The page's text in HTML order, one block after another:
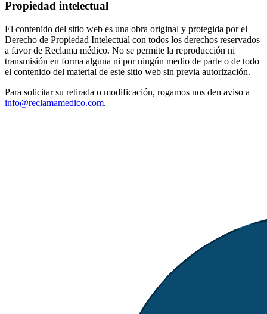
Propiedad intelectual
El contenido del sitio web es una obra original y protegida por el
Derecho de Propiedad Intelectual con todos los derechos reservados
a favor de Reclama médico. No se permite la reproducción ni
transmisión en forma alguna ni por ningún medio de parte o de todo
el contenido del material de este sitio web sin previa autorización.
Para solicitar su retirada o modificación, rogamos nos den aviso a
info@reclamamedico.com.